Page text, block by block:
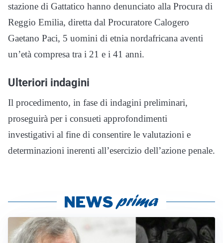
stazione di Gattatico hanno denunciato alla Procura di
Reggio Emilia, diretta dal Procuratore Calogero
Gaetano Paci, 5 uomini di etnia nordafricana aventi
un’età compresa tra i 21 e i 41 anni.
Ulteriori indagini
Il procedimento, in fase di indagini preliminari,
proseguirà per i consueti approfondimenti
investigativi al fine di consentire le valutazioni e
determinazioni inerenti all’esercizio dell’azione penale.